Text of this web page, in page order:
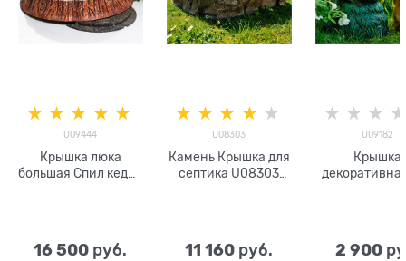
U09444
Крышка люка
большая Спил кедра
16 500 руб.
U08303
Камень Крышка для
септика U08303
11 160 руб.
U09182
Крышка
2 900